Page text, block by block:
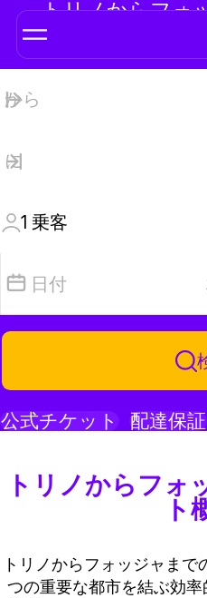
トリノからフォ
1 乗客
日付
公式チケット 配達保証
トリノからフォ
ト
トリノからフォッジャま
つの重要な都市を結ぶ効